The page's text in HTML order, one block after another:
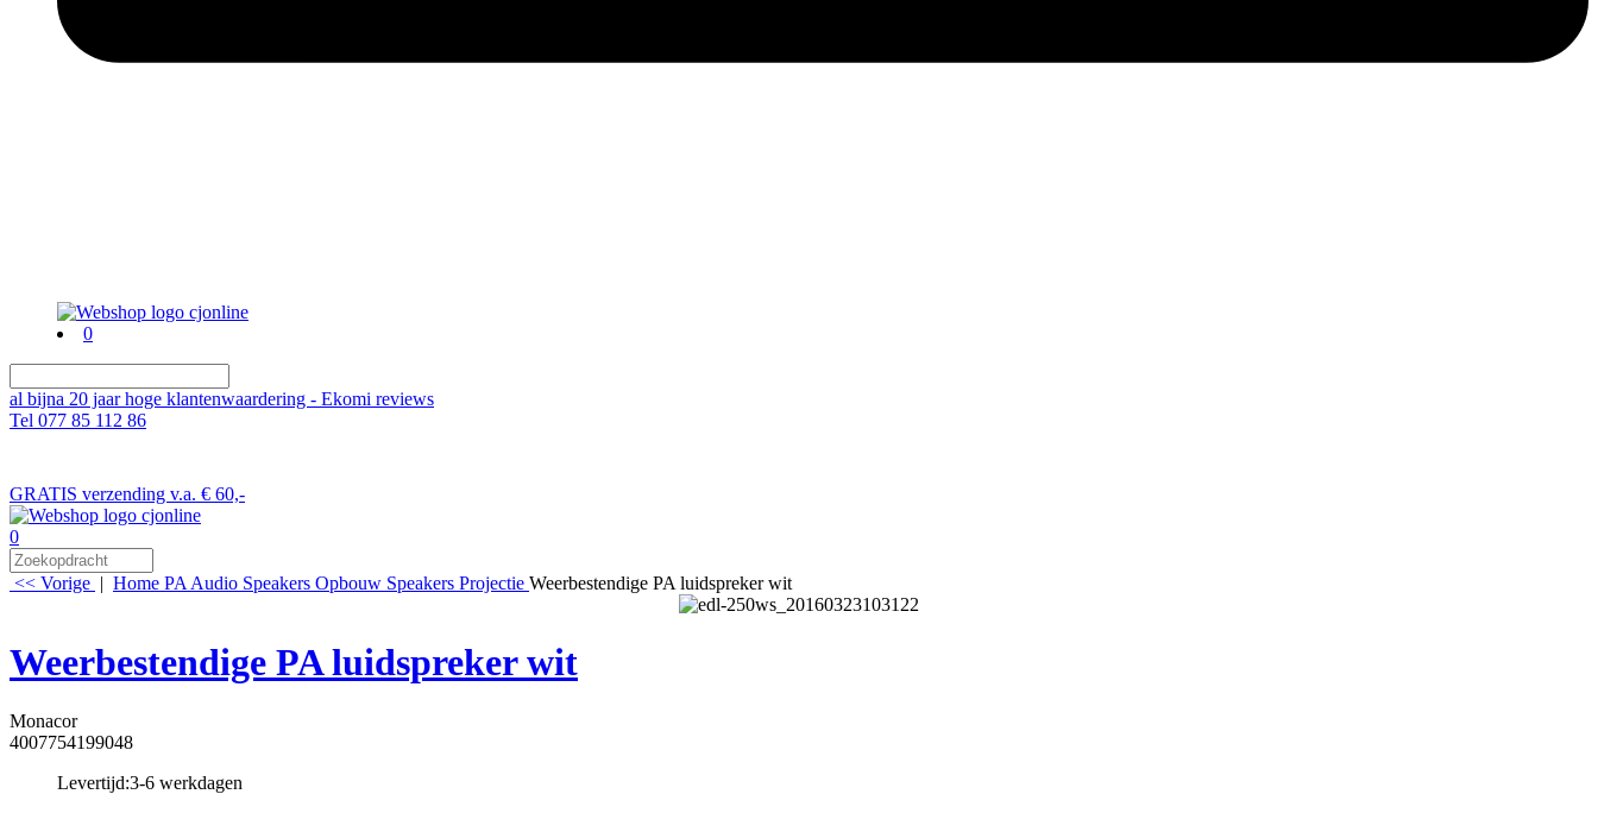
0
al bijna 20 jaar hoge klantenwaardering - Ekomi reviews
Tel 077 85 112 86
GRATIS verzending v.a. € 60,-
0
<< Vorige | Home PA Audio Speakers Opbouw Speakers Projectie Weerbestendige PA luidspreker wit
Weerbestendige PA luidspreker wit
Monacor
4007754199048
Levertijd:3-6 werkdagen